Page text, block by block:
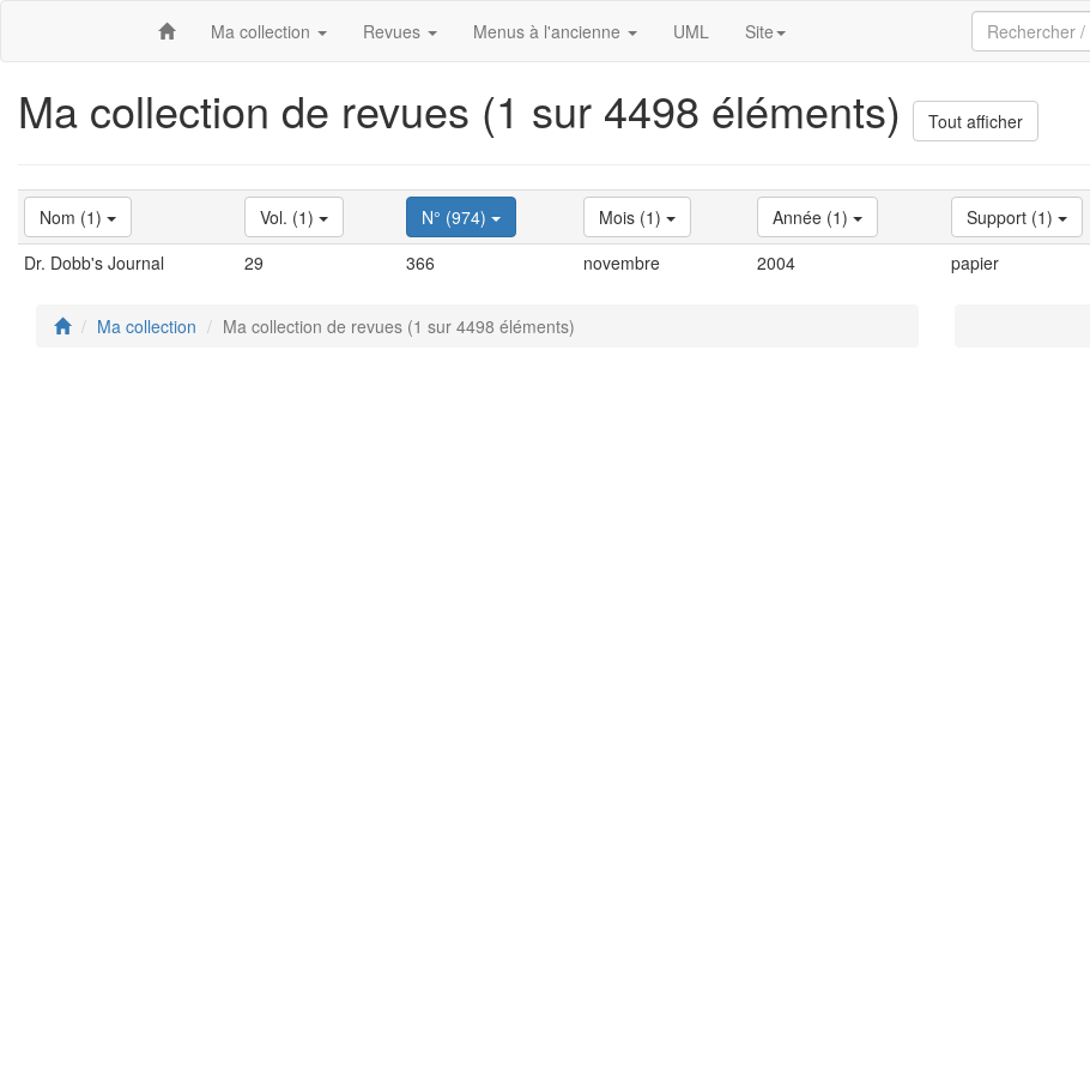
Ma collection Revues Menus à l'ancienne UML Site
Ma collection de revues (1 sur 4498 éléments) Tout afficher
Nom (1) Vol. (1) N° (974) Mois (1) Année (1) Support (1)
Dr. Dobb's Journal
29 366 novembre 2004 papier
Ma collection Ma collection de revues (1 sur 4498 éléments)